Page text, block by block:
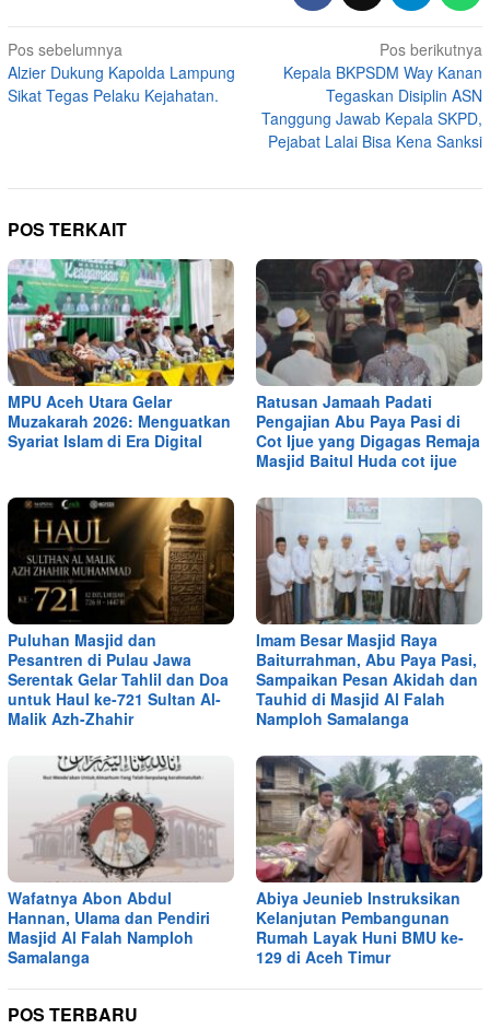
Navigasi
pos
Pos sebelumnya
Alzier Dukung Kapolda Lampung
Sikat Tegas Pelaku Kejahatan.
Pos berikutnya
Kepala BKPSDM Way Kanan
Tegaskan Disiplin ASN
Tanggung Jawab Kepala SKPD,
Pejabat Lalai Bisa Kena Sanksi
POS TERKAIT
MPU Aceh Utara Gelar
Muzakarah 2026: Menguatkan
Syariat Islam di Era Digital
Ratusan Jamaah Padati
Pengajian Abu Paya Pasi di
Cot Ijue yang Digagas Remaja
Masjid Baitul Huda cot ijue
Puluhan Masjid dan
Pesantren di Pulau Jawa
Serentak Gelar Tahlil dan Doa
untuk Haul ke-721 Sultan Al-
Malik Azh-Zhahir
Imam Besar Masjid Raya
Baiturrahman, Abu Paya Pasi,
Sampaikan Pesan Akidah dan
Tauhid di Masjid Al Falah
Namploh Samalanga
Wafatnya Abon Abdul
Hannan, Ulama dan Pendiri
Masjid Al Falah Namploh
Samalanga
Abiya Jeunieb Instruksikan
Kelanjutan Pembangunan
Rumah Layak Huni BMU ke-
129 di Aceh Timur
POS TERBARU